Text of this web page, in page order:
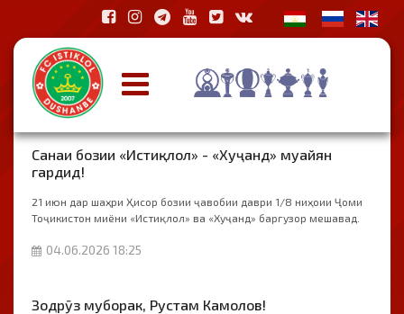
Санаи бозии «Истиқлол» - «Хуҷанд» муайян
гардид!
21 июн дар шаҳри Ҳисор бозии ҷавобии даври 1/8 ниҳоии Ҷоми
Тоҷикистон миёни «Истиқлол» ва «Хуҷанд» баргузор мешавад.
04.06.2026 18:25
Зодрӯз муборак, Рустам Камолов!